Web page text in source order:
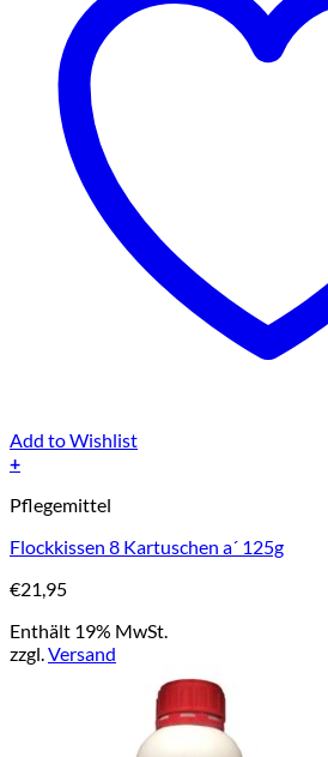
Add to Wishlist
+
Pflegemittel
Flockkissen 8 Kartuschen a´ 125g
€21,95
Enthält 19% MwSt.
zzgl.Versand